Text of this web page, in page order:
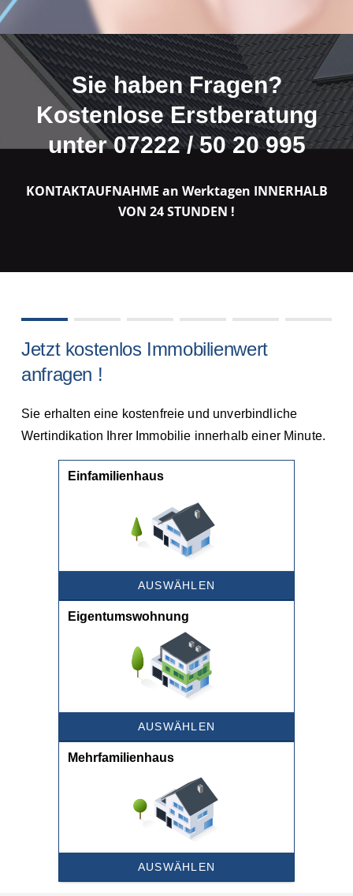
Sie haben Fragen?
Kostenlose Erstberatung
unter 07222 / 50 20 995
KONTAKTAUFNAHME an Werktagen INNERHALB
VON 24 STUNDEN !